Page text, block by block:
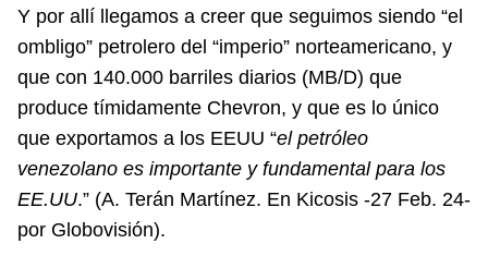
Y por allí llegamos a creer que seguimos siendo “el
ombligo” petrolero del “imperio” norteamericano, y
que con 140.000 barriles diarios (MB/D) que
produce tímidamente Chevron, y que es lo único
que exportamos a los EEUU “el petróleo
venezolano es importante y fundamental para los
EE.UU.” (A. Terán Martínez. En Kicosis -27 Feb. 24-
por Globovisión).